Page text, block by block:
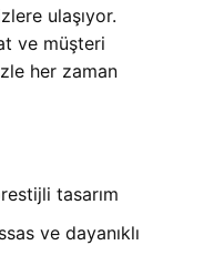
ulaşıyor.
ve müşteri
her zaman
tasarım
ve dayanıklı